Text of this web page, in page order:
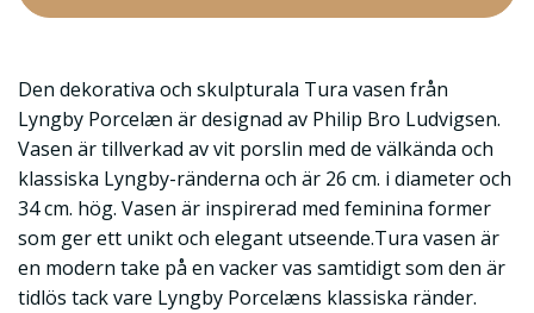
Den dekorativa och skulpturala Tura vasen från
Lyngby Porcelæn är designad av Philip Bro Ludvigsen.
Vasen är tillverkad av vit porslin med de välkända och
klassiska Lyngby-ränderna och är 26 cm. i diameter och
34 cm. hög. Vasen är inspirerad med feminina former
som ger ett unikt och elegant utseende.Tura vasen är
en modern take på en vacker vas samtidigt som den är
tidlös tack vare Lyngby Porcelæns klassiska ränder.